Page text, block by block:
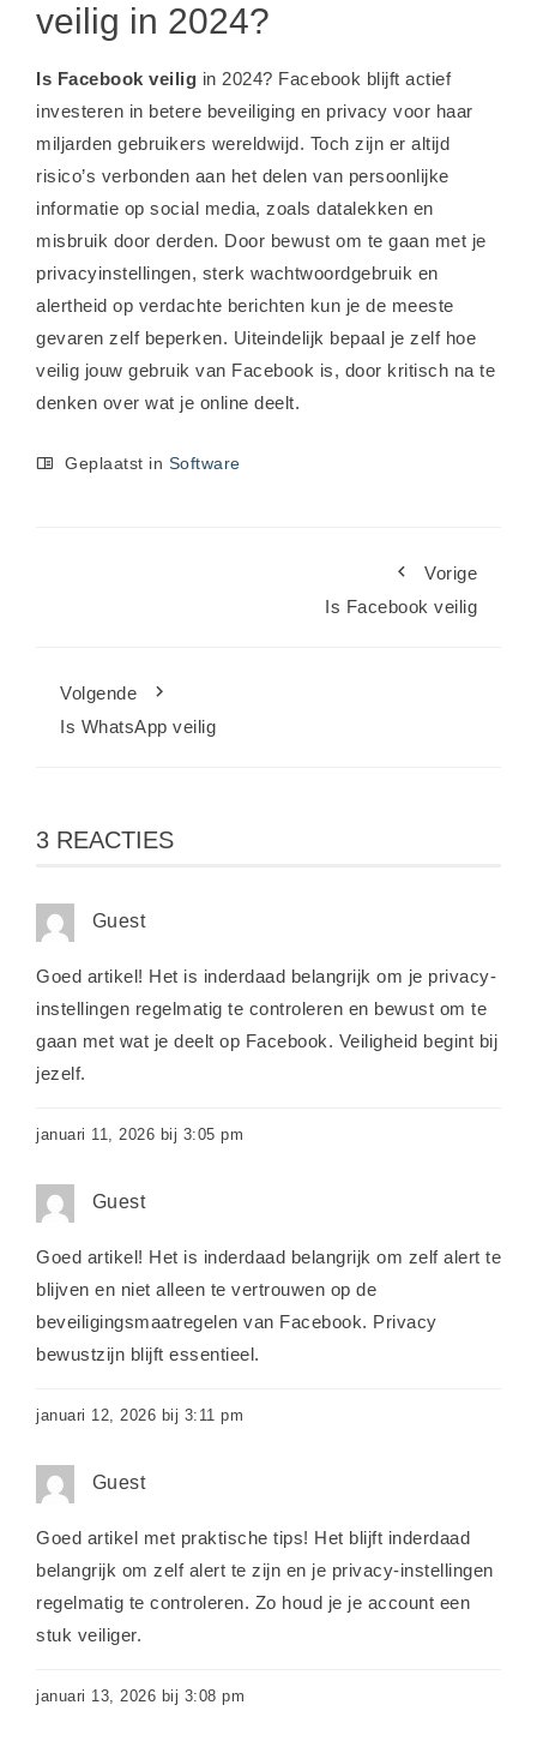
veilig in 2024?
Is Facebook veilig in 2024? Facebook blijft actief
investeren in betere beveiliging en privacy voor haar
miljarden gebruikers wereldwijd. Toch zijn er altijd
risico’s verbonden aan het delen van persoonlijke
informatie op social media, zoals datalekken en
misbruik door derden. Door bewust om te gaan met je
privacyinstellingen, sterk wachtwoordgebruik en
alertheid op verdachte berichten kun je de meeste
gevaren zelf beperken. Uiteindelijk bepaal je zelf hoe
veilig jouw gebruik van Facebook is, door kritisch na te
denken over wat je online deelt.
Geplaatst in Software
Vorige
Is Facebook veilig
Volgende
Is WhatsApp veilig
3 REACTIES
Guest
Goed artikel! Het is inderdaad belangrijk om je privacy-
instellingen regelmatig te controleren en bewust om te
gaan met wat je deelt op Facebook. Veiligheid begint bij
jezelf.
januari 11, 2026 bij 3:05 pm
Guest
Goed artikel! Het is inderdaad belangrijk om zelf alert te
blijven en niet alleen te vertrouwen op de
beveiligingsmaatregelen van Facebook. Privacy
bewustzijn blijft essentieel.
januari 12, 2026 bij 3:11 pm
Guest
Goed artikel met praktische tips! Het blijft inderdaad
belangrijk om zelf alert te zijn en je privacy-instellingen
regelmatig te controleren. Zo houd je je account een
stuk veiliger.
januari 13, 2026 bij 3:08 pm